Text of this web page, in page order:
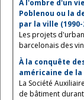
À l'ombre d'un
Poblenou ou la
par la ville (1990-
Les projets
barcelonais des
À la conquête
américaine de
La Société
de bâtiment